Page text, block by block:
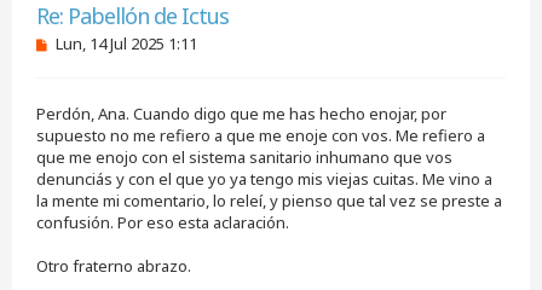
Re: Pabellón de Ictus
M
a
j
e
s
i
n
l
e
r
Lun, 14 Jul 2025 1:11
Perdón, Ana. Cuando digo que me has hecho enojar, por
supuesto no me refiero a que me enoje con vos. Me refiero a
que me enojo con el sistema sanitario inhumano que vos
denunciás y con el que yo ya tengo mis viejas cuitas. Me vino a
la mente mi comentario, lo releí, y pienso que tal vez se preste a
confusión. Por eso esta aclaración.
Otro fraterno abrazo.